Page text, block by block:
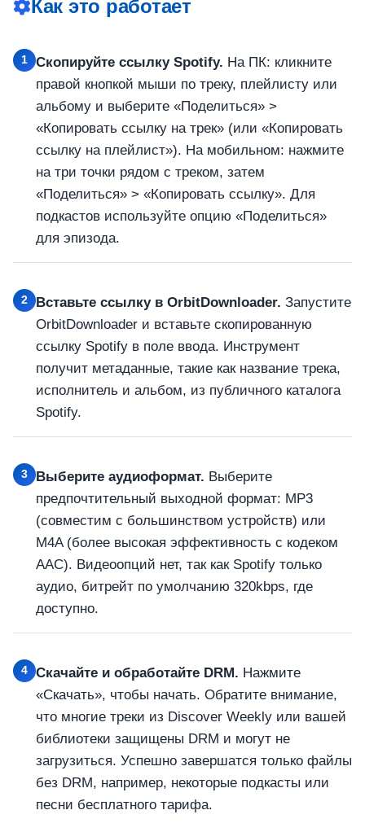
Как это работает
1 Скопируйте ссылку Spotify. На ПК: кликните
правой кнопкой мыши по треку, плейлисту или
альбому и выберите «Поделиться» >
«Копировать ссылку на трек» (или «Копировать
ссылку на плейлист»). На мобильном: нажмите
на три точки рядом с треком, затем
«Поделиться» > «Копировать ссылку». Для
подкастов используйте опцию «Поделиться»
для эпизода.
2 Вставьте ссылку в OrbitDownloader. Запустите
OrbitDownloader и вставьте скопированную
ссылку Spotify в поле ввода. Инструмент
получит метаданные, такие как название трека,
исполнитель и альбом, из публичного каталога
Spotify.
3 Выберите аудиоформат. Выберите
предпочтительный выходной формат: MP3
(совместим с большинством устройств) или
M4A (более высокая эффективность с кодеком
AAC). Видеоопций нет, так как Spotify только
аудио, битрейт по умолчанию 320kbps, где
доступно.
4 Скачайте и обработайте DRM. Нажмите
«Скачать», чтобы начать. Обратите внимание,
что многие треки из Discover Weekly или вашей
библиотеки защищены DRM и могут не
загрузиться. Успешно завершатся только файлы
без DRM, например, некоторые подкасты или
песни бесплатного тарифа.